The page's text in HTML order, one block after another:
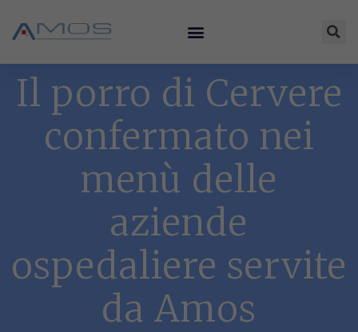
Il porro di Cervere
confermato nei
menù delle
aziende
ospedaliere servite
da Amos